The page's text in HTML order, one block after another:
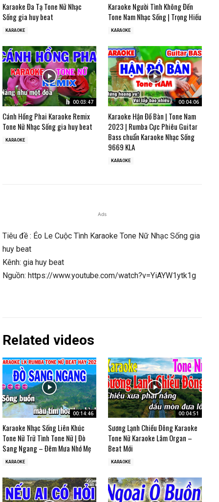
Karaoke Đa Tạ Tone Nữ Nhạc
Sống gia huy beat
KARAOKE
Karaoke Người Tình Không Đến
Tone Nam Nhạc Sống | Trọng Hiếu
KARAOKE
00:03:47
Cánh Hồng Phai Karaoke Remix
Tone Nữ Nhạc Sống gia huy beat
KARAOKE
00:04:06
Karaoke Hận Đồ Bàn | Tone Nam
2023 | Rumba Cực Phiêu Guitar
Bass chuẩn Karaoke Nhạc Sống
9669 KLA
KARAOKE
Ads
Tiêu đề : Éo Le Cuộc Tình Karaoke Tone Nữ Nhạc Sống gia
huy beat
Kênh: gia huy beat
Nguồn: https://www.youtube.com/watch?v=YiAYW1ytk1g
Related videos
00:14:46
Karaoke Nhạc Sống Liên Khúc
Tone Nữ Trữ Tình Tone Nữ | Đò
Sang Ngang – Đêm Mưa Nhớ Mẹ
KARAOKE
00:04:51
Sương Lạnh Chiều Đông Karaoke
Tone Nữ Karaoke Lâm Organ –
Beat Mới
KARAOKE